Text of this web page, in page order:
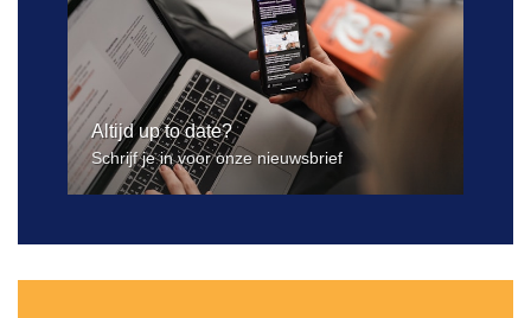
Altijd up to date?
Schrijf je in voor onze nieuwsbrief